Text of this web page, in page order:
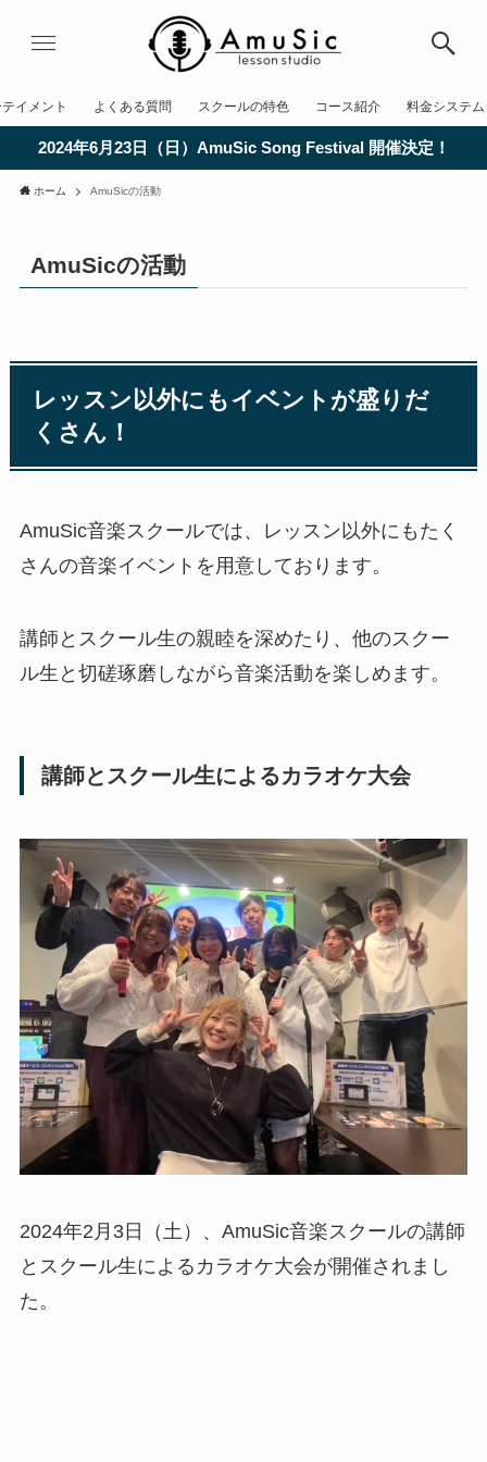
イメント よくある質問 スクールの特色 コース紹介 料金システム
2024年6月23日（日）AmuSic Song Festival 開催決定！
ホーム AmuSicの活動
AmuSicの活動
レッスン以外にもイベントが盛りだ
くさん！
AmuSic音楽スクールでは、レッスン以外にもたく
さんの音楽イベントを用意しております。
講師とスクール生の親睦を深めたり、他のスクー
ル生と切磋琢磨しながら音楽活動を楽しめます。
講師とスクール生によるカラオケ大会
2024年2月3日（土）、AmuSic音楽スクールの講師
とスクール生によるカラオケ大会が開催されまし
た。